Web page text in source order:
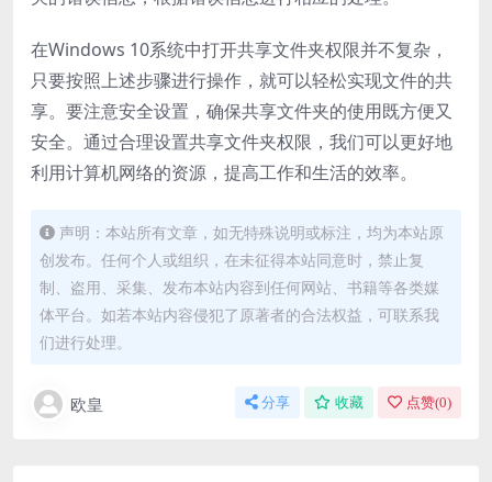
在Windows 10系统中打开共享文件夹权限并不复杂，
只要按照上述步骤进行操作，就可以轻松实现文件的共
享。要注意安全设置，确保共享文件夹的使用既方便又
安全。通过合理设置共享文件夹权限，我们可以更好地
利用计算机网络的资源，提高工作和生活的效率。
声明：本站所有文章，如无特殊说明或标注，均为本站原
创发布。任何个人或组织，在未征得本站同意时，禁止复
制、盗用、采集、发布本站内容到任何网站、书籍等各类媒
体平台。如若本站内容侵犯了原著者的合法权益，可联系我
们进行处理。
欧皇 分享 收藏 点赞(0)